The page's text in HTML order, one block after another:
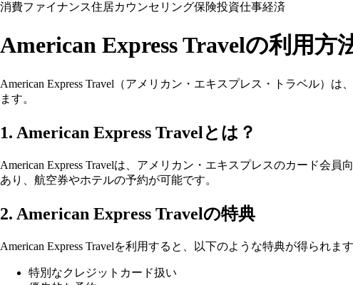
消費ファイナンス住居カウンセリング保険投資仕事経済
American Express Travelの利用方
American Express Travel（アメリカン・エキスプレス・トラベル）
ます。
1. American Express Travelとは？
American Express Travelは、アメリカン・エキスプレスのカード会
あり、航空券やホテルの予約が可能です。
2. American Express Travelの特典
American Express Travelを利用すると、以下のような特典が得られます
特別なクレジットカード扱い